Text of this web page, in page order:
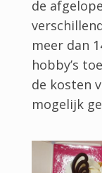
de
meer dan
hobby’s
de kosten
mogelijk